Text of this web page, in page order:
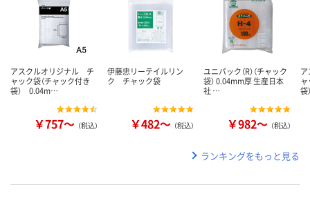
アスクルオリジナル チ
ャック袋（チャック付き
袋） 0.04m…
￥757～ （税込）
伊藤忠リーテイルリン
ク チャック袋
￥482～ （税込）
ユニパック（R）（チャック
袋） 0.04mm厚 生産日本
社 …
￥982～ （税込）
ャ
ランキングをもっと見る